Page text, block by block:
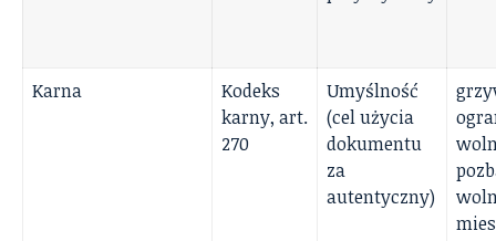
Karna
Kodeks
karny, art.
270
Umyślność
(cel użycia
dokumentu
za
autentyczny)